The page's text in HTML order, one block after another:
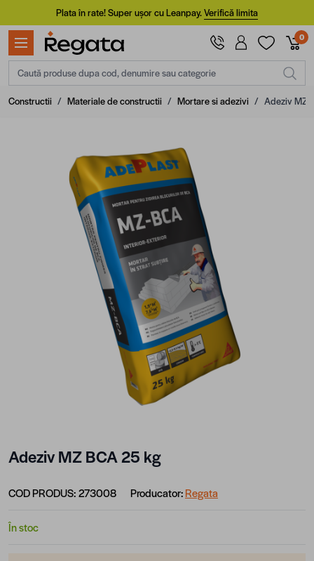
Mergi la ConținutPlata în rate! Super ușor cu Leanpay.Verifică limita
0
Caută produse dupa cod, denumire sau categorie
Constructii / Materiale de constructii / Mortare si adezivi / Adeziv MZ
Adeziv MZ BCA 25 kg
COD PRODUS:273008 Producator:Regata
În stoc